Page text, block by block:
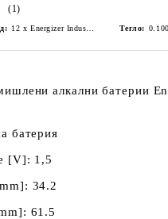
(1)
Тегло: 0.100
алкални батерии
батерия
[V]: 1,5
34.2
61.5